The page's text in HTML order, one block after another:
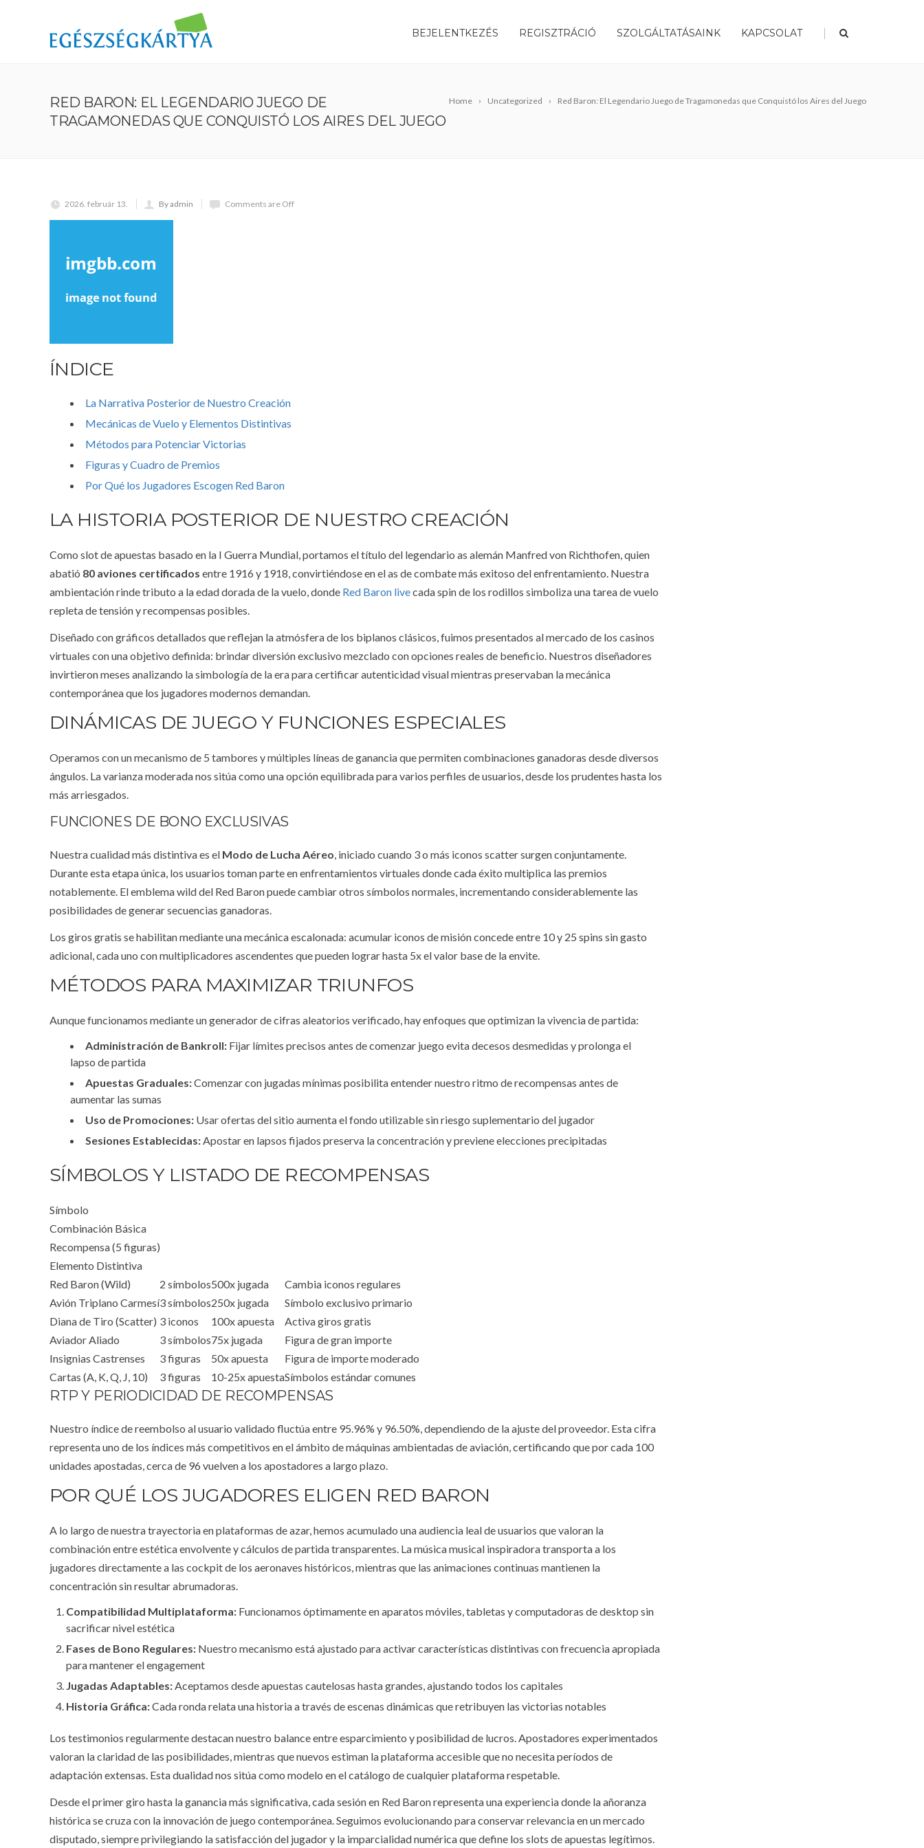
BEJELENTKEZÉS REGISZTRÁCIÓ SZOLGÁLTATÁSAINK KAPCSOLAT |
Home Uncategorized Red Baron: El Legendario Juego de Tragamonedas que Conquistó los Aires del Juego
RED BARON: EL LEGENDARIO JUEGO DE
TRAGAMONEDAS QUE CONQUISTÓ LOS AIRES DEL JUEGO
2026. február 13. By admin Comments are Off
ÍNDICE
La Narrativa Posterior de Nuestro Creación
Mecánicas de Vuelo y Elementos Distintivas
Métodos para Potenciar Victorias
Figuras y Cuadro de Premios
Por Qué los Jugadores Escogen Red Baron
LA HISTORIA POSTERIOR DE NUESTRO CREACIÓN
Como slot de apuestas basado en la I Guerra Mundial, portamos el título del legendario as alemán Manfred von Richthofen, quien
abatió 80 aviones certificados entre 1916 y 1918, convirtiéndose en el as de combate más exitoso del enfrentamiento. Nuestra
ambientación rinde tributo a la edad dorada de la vuelo, donde Red Baron livecada spin de los rodillos simboliza una tarea de vuelo
repleta de tensión y recompensas posibles.
Diseñado con gráficos detallados que reflejan la atmósfera de los biplanos clásicos, fuimos presentados al mercado de los casinos
virtuales con una objetivo definida: brindar diversión exclusivo mezclado con opciones reales de beneficio. Nuestros diseñadores
invirtieron meses analizando la simbología de la era para certificar autenticidad visual mientras preservaban la mecánica
contemporánea que los jugadores modernos demandan.
DINÁMICAS DE JUEGO Y FUNCIONES ESPECIALES
Operamos con un mecanismo de 5 tambores y múltiples líneas de ganancia que permiten combinaciones ganadoras desde diversos
ángulos. La varianza moderada nos sitúa como una opción equilibrada para varios perfiles de usuarios, desde los prudentes hasta los
más arriesgados.
FUNCIONES DE BONO EXCLUSIVAS
Nuestra cualidad más distintiva es el Modo de Lucha Aéreo, iniciado cuando 3 o más iconos scatter surgen conjuntamente.
Durante esta etapa única, los usuarios toman parte en enfrentamientos virtuales donde cada éxito multiplica las premios
notablemente. El emblema wild del Red Baron puede cambiar otros símbolos normales, incrementando considerablemente las
posibilidades de generar secuencias ganadoras.
Los giros gratis se habilitan mediante una mecánica escalonada: acumular iconos de misión concede entre 10 y 25 spins sin gasto
adicional, cada uno con multiplicadores ascendentes que pueden lograr hasta 5x el valor base de la envite.
MÉTODOS PARA MAXIMIZAR TRIUNFOS
Aunque funcionamos mediante un generador de cifras aleatorios verificado, hay enfoques que optimizan la vivencia de partida:
Administración de Bankroll: Fijar límites precisos antes de comenzar juego evita decesos desmedidas y prolonga el
lapso de partida
Apuestas Graduales:Comenzar con jugadas mínimas posibilita entender nuestro ritmo de recompensas antes de
aumentar las sumas
Uso de Promociones: Usar ofertas del sitio aumenta el fondo utilizable sin riesgo suplementario del jugador
Sesiones Establecidas:Apostar en lapsos fijados preserva la concentración y previene elecciones precipitadas
SÍMBOLOS Y LISTADO DE RECOMPENSAS
Símbolo
Combinación Básica
Recompensa (5 figuras)
Elemento Distintiva
Red Baron (Wild)
2 símbolos500x jugada
Cambia iconos regulares
Avión Triplano Carmesí3 símbolos250x jugada
Símbolo exclusivo primario
Diana de Tiro (Scatter) 3 iconos 100x apuesta
Activa giros gratis
Aviador Aliado
3 símbolos75x jugada
Figura de gran importe
Insignias Castrenses
3 figuras 50x apuesta
Figura de importe moderado
Cartas (A, K, Q, J, 10)
3 figuras 10-25x apuestaSímbolos estándar comunes
RTP Y PERIODICIDAD DE RECOMPENSAS
Nuestro índice de reembolso al usuario validado fluctúa entre 95.96% y 96.50%, dependiendo de la ajuste del proveedor. Esta cifra
representa uno de los índices más competitivos en el ámbito de máquinas ambientadas de aviación, certificando que por cada 100
unidades apostadas, cerca de 96 vuelven a los apostadores a largo plazo.
POR QUÉ LOS JUGADORES ELIGEN RED BARON
A lo largo de nuestra trayectoria en plataformas de azar, hemos acumulado una audiencia leal de usuarios que valoran la
combinación entre estética envolvente y cálculos de partida transparentes. La música musical inspiradora transporta a los
jugadores directamente a las cockpit de los aeronaves históricos, mientras que las animaciones continuas mantienen la
concentración sin resultar abrumadoras.
Compatibilidad Multiplataforma: Funcionamos óptimamente en aparatos móviles, tabletas y computadoras de desktop sin
sacrificar nivel estética
Fases de Bono Regulares: Nuestro mecanismo está ajustado para activar características distintivas con frecuencia apropiada
para mantener el engagement
Jugadas Adaptables:Aceptamos desde apuestas cautelosas hasta grandes, ajustando todos los capitales
Historia Gráfica:Cada ronda relata una historia a través de escenas dinámicas que retribuyen las victorias notables
Los testimonios regularmente destacan nuestro balance entre esparcimiento y posibilidad de lucros. Apostadores experimentados
valoran la claridad de las posibilidades, mientras que nuevos estiman la plataforma accesible que no necesita períodos de
adaptación extensas. Esta dualidad nos sitúa como modelo en el catálogo de cualquier plataforma respetable.
Desde el primer giro hasta la ganancia más significativa, cada sesión en Red Baron representa una experiencia donde la añoranza
histórica se cruza con la innovación de juego contemporánea. Seguimos evolucionando para conservar relevancia en un mercado
disputado, siempre privilegiando la satisfacción del jugador y la imparcialidad numérica que define los slots de apuestas legítimos.